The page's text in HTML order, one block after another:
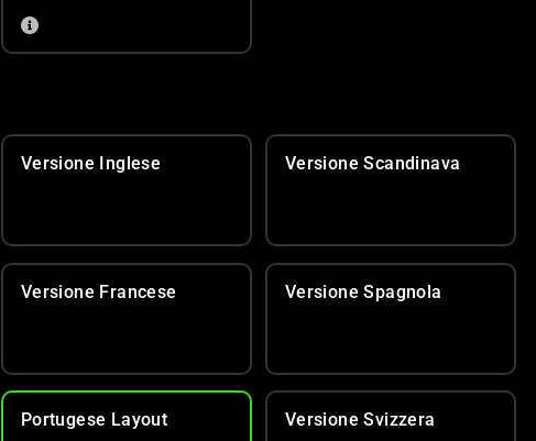
Versione Inglese Versione Scandinava
Versione Francese Versione Spagnola
Portugese Layout Versione Svizzera